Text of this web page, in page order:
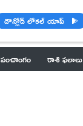
డౌన్లోడ్ లోకల్ యాప్
పంచాంగం రాశి ఫలాలు